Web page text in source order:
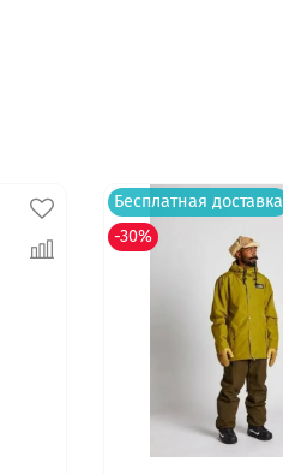
Бесплатная доставка
-30%